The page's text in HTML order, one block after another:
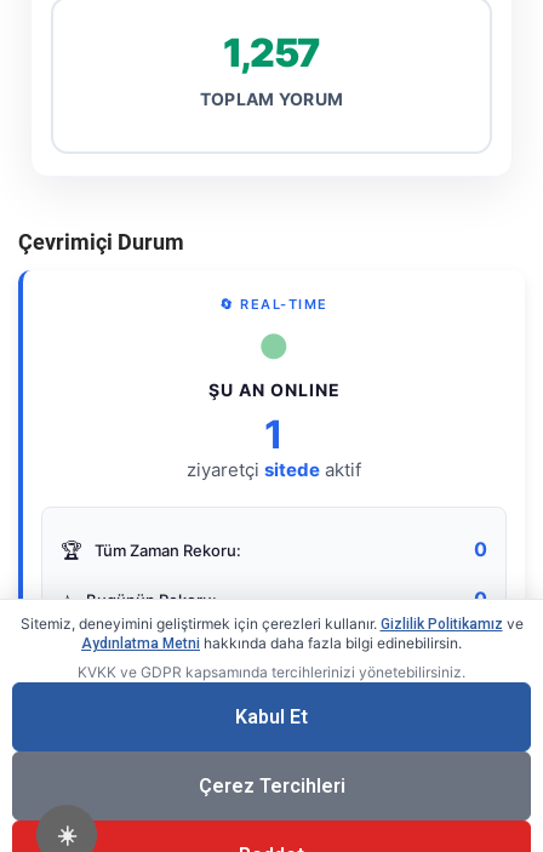
☀️
1,257
TOPLAM YORUM
Çevrimiçi Durum
🔄 REAL-TIME
●
ŞU AN ONLINE
1
ziyaretçi sitede aktif
🏆 Tüm Zaman Rekoru: 0
⭐ Bugünün Rekoru: 0
Gerçek zamanlı sayaç
Sitemiz, deneyimini geliştirmek için çerezleri kullanır. Gizlilik Politikamız ve
Aydınlatma Metni hakkında daha fazla bilgi edinebilirsin.
KVKK ve GDPR kapsamında tercihlerinizi yönetebilirsiniz.
Kabul Et
Çerez Tercihleri